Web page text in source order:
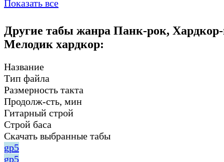
Показать все
Другие табы жанра Панк-рок,
Мелодик хардкор:
Название
Тип файла
Размерность такта
Продолж-сть, мин
Гитарный строй
Строй баса
Скачать выбранные табы
gp5
gp5